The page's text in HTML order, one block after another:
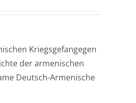
Kriegsgefangegen
der armenischen
Deutsch-Armenische